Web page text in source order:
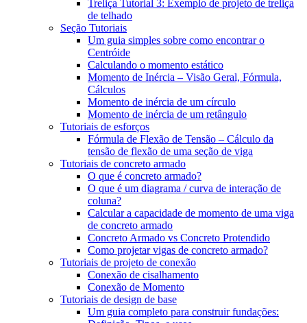
Treliça Tutorial 3: Exemplo de projeto de treliça
de telhado
Seção Tutoriais
Um guia simples sobre como encontrar o
Centróide
Calculando o momento estático
Momento de Inércia – Visão Geral, Fórmula,
Cálculos
Momento de inércia de um círculo
Momento de inércia de um retângulo
Tutoriais de esforços
Fórmula de Flexão de Tensão – Cálculo da
tensão de flexão de uma seção de viga
Tutoriais de concreto armado
O que é concreto armado?
O que é um diagrama / curva de interação de
coluna?
Calcular a capacidade de momento de uma viga
de concreto armado
Concreto Armado vs Concreto Protendido
Como projetar vigas de concreto armado?
Tutoriais de projeto de conexão
Conexão de cisalhamento
Conexão de Momento
Tutoriais de design de base
Um guia completo para construir fundações: